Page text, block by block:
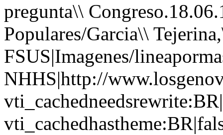
pregunta\\
Populares/Garcia\\
FSUS|Imagenes/
NHHS|http://